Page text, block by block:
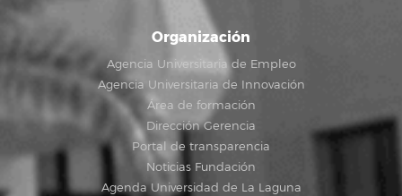
Organización
Agencia Universitaria de Empleo
Agencia Universitaria de Innovación
Área de formación
Dirección Gerencia
Portal de transparencia
Noticias Fundación
Agenda Universidad de La Laguna